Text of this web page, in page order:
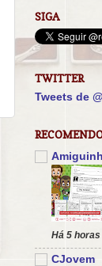
SIGA
TWITTER
Tweets de
Há 5 horas
CJovem